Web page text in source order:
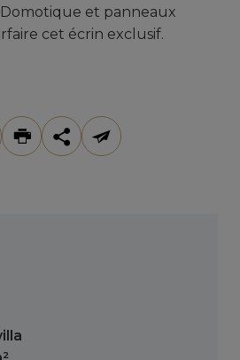
et panneaux
cet écrin exclusif.